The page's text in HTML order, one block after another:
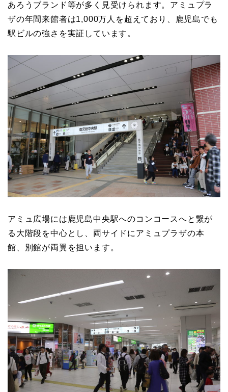
あろうブランド等が多く見受けられます。アミュプラ
ザの年間来館者は1,000万人を超えており、鹿児島でも
駅ビルの強さを実証しています。
アミュ広場には鹿児島中央駅へのコンコースへと繋が
る大階段を中心とし、両サイドにアミュプラザの本
館、別館が両翼を担います。